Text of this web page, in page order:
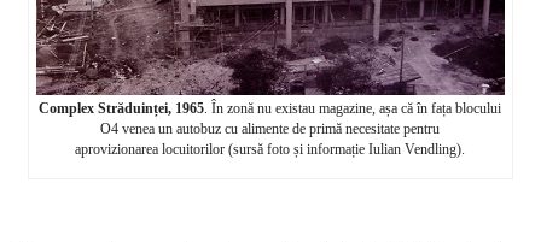
Complex Străduinței, 1965. În zonă nu existau magazine, așa că în fața blocului
O4 venea un autobuz cu alimente de primă necesitate pentru
aprovizionarea locuitorilor (sursă foto și informație Iulian Vendling).